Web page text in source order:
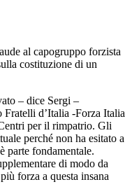
al capogruppo forzista
costituzione di un
– dice Sergi –
Fratelli d’Italia -Forza Italia
per il rimpatrio. Gli
perché non ha esitato a
parte fondamentale.
di modo da
forza a questa insana